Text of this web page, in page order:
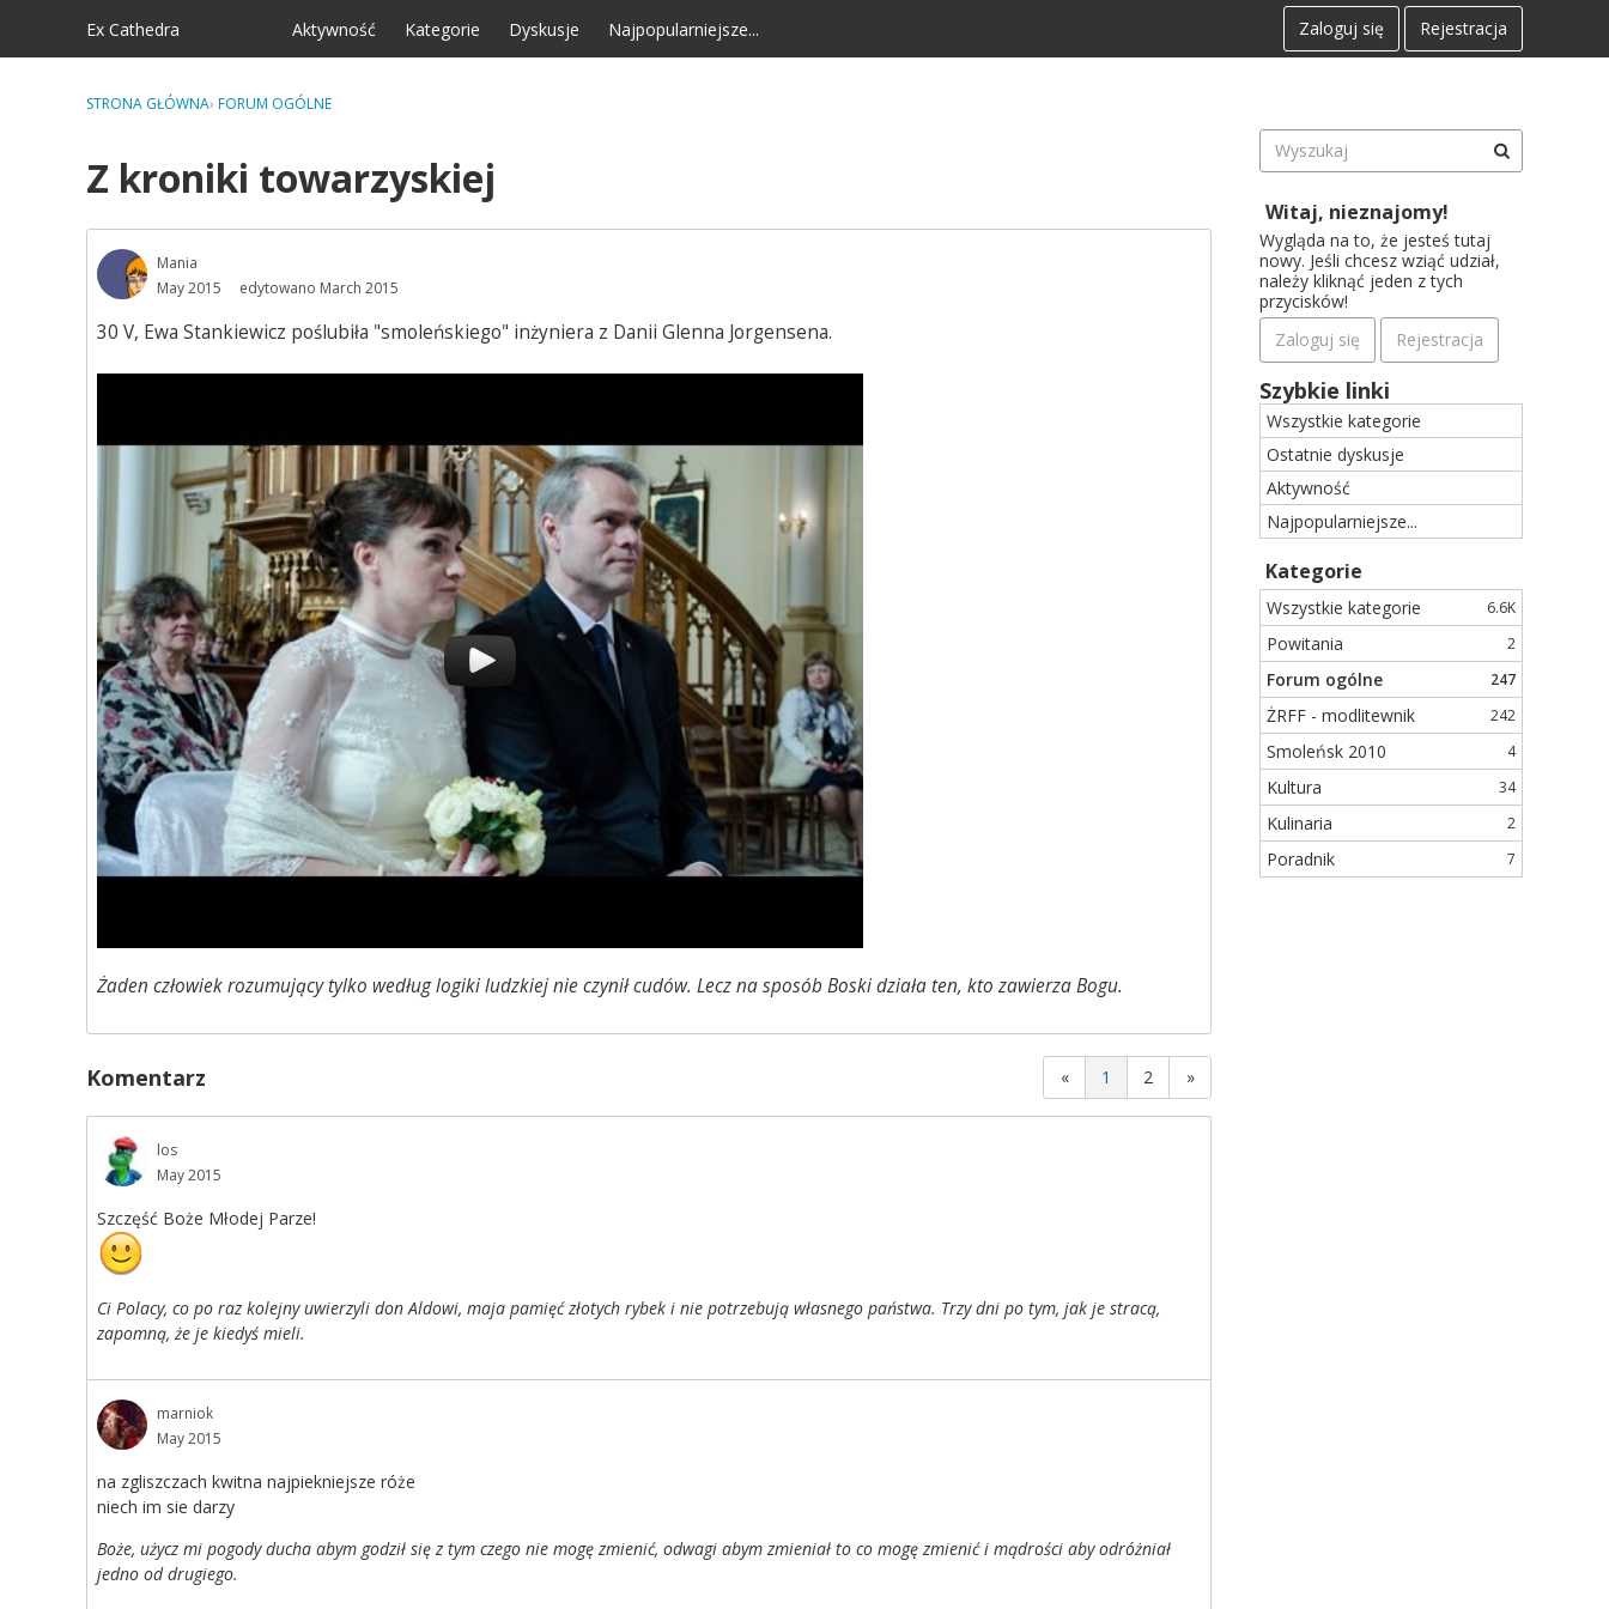
Skip to contentEx Cathedra Aktywność Kategorie Dyskusje Najpopularniejsze... Zaloguj się Rejestracja
STRONA GŁÓWNA› FORUM OGÓLNE
Z kroniki towarzyskiej
Mania
May 2015
edytowano March 2015
30 V, Ewa Stankiewicz poślubiła "smoleńskiego" inżyniera z Danii Glenna Jorgensena.
Żaden człowiek rozumujący tylko według logiki ludzkiej nie czynił cudów. Lecz na sposób Boski działa ten, kto zawierza Bogu.
« 1 2 »
Komentarz
los
May 2015
Szczęść Boże Młodej Parze!
Ci Polacy, co po raz kolejny uwierzyli don Aldowi, maja pamięć złotych rybek i nie potrzebują własnego państwa. Trzy dni po tym, jak je stracą,
zapomną, że je kiedyś mieli.
marniok
May 2015
na zgliszczach kwitna najpiekniejsze róże
niech im sie darzy
Boże, użycz mi pogody ducha abym godził się z tym czego nie mogę zmienić, odwagi abym zmieniał to co mogę zmienić i mądrości aby odróżniał
jedno od drugiego.
Witaj, nieznajomy!
Wygląda na to, że jesteś tutaj
nowy. Jeśli chcesz wziąć udział,
należy kliknąć jeden z tych
przycisków!
Zaloguj się
Rejestracja
Szybkie linki
Wszystkie kategorie
Ostatnie dyskusje
Aktywność
Najpopularniejsze...
Kategorie
6.6K
Wszystkie kategorie
2
Powitania
247
Forum ogólne
242
ŻRFF - modlitewnik
4
Smoleńsk 2010
34
Kultura
2
Kulinaria
7
Poradnik